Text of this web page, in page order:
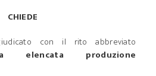
CHIEDE
con il rito abbreviato
elencata produzione